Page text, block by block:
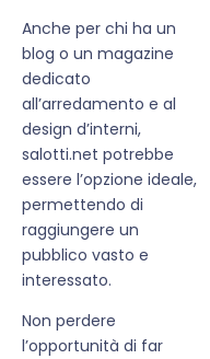
Anche per chi ha un
blog o un magazine
dedicato
all’arredamento e al
design d’interni,
salotti.net potrebbe
essere l’opzione ideale,
permettendo di
raggiungere un
pubblico vasto e
interessato.
Non perdere
l’opportunità di far